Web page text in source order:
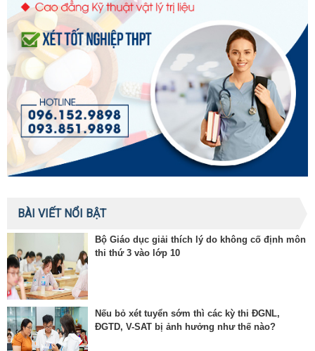
BÀI VIẾT NỔI BẬT
Bộ Giáo dục giải thích lý do không cố định môn
thi thứ 3 vào lớp 10
Nếu bỏ xét tuyển sớm thì các kỳ thi ĐGNL,
ĐGTD, V-SAT bị ảnh hưởng như thế nào?